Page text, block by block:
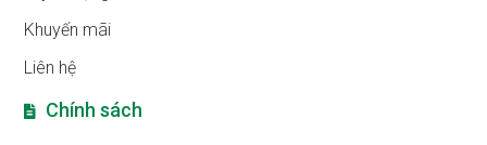
Khuyến mãi
Liên hệ
Chính sách